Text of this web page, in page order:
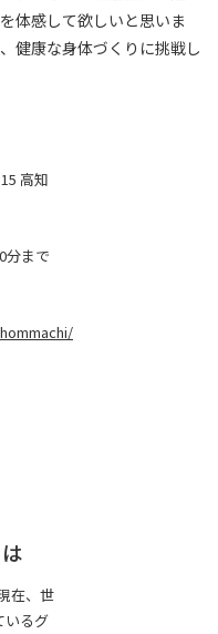
体感して欲しいと思いま
健康な身体づくりに挑戦し
高知
分まで
在、世
いるグ